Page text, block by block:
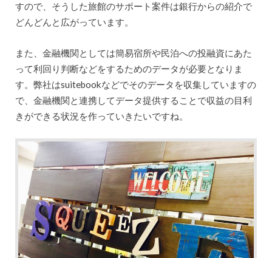
すので、そうした旅館のサポート案件は銀行からの紹介で
どんどんと広がっています。
また、金融機関としては簡易宿所や民泊への投融資にあた
って利回り判断などをするためのデータが必要となりま
す。弊社はsuitebookなどでそのデータを収集していますの
で、金融機関と連携してデータ提供することで収益の目利
きができる状況を作っていきたいですね。